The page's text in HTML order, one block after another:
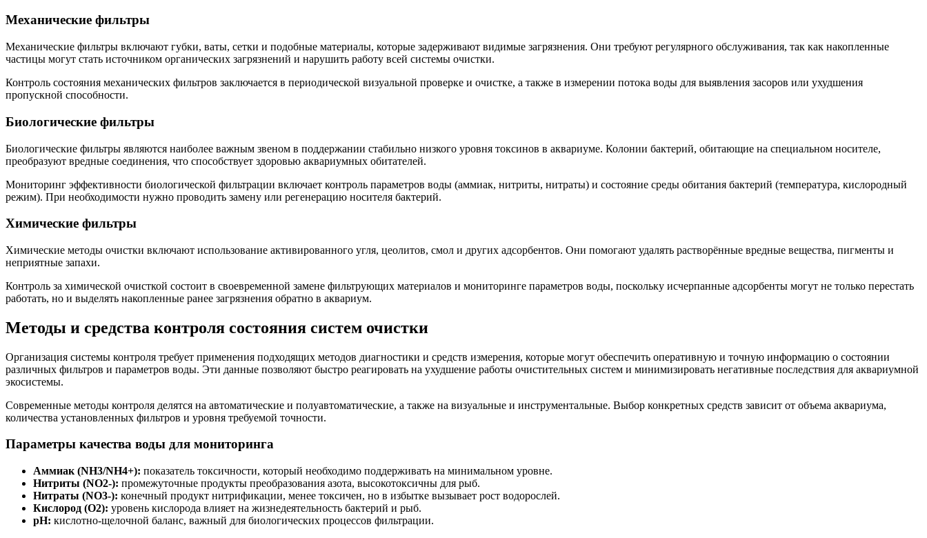
Механические фильтры
Механические фильтры включают губки, ваты, сетки и подобные материалы, которые задерживают видимые загрязнения. Они требуют регулярного обслуживания, так как накопленные
частицы могут стать источником органических загрязнений и нарушить работу всей системы очистки.
Контроль состояния механических фильтров заключается в периодической визуальной проверке и очистке, а также в измерении потока воды для выявления засоров или ухудшения
пропускной способности.
Биологические фильтры
Биологические фильтры являются наиболее важным звеном в поддержании стабильно низкого уровня токсинов в аквариуме. Колонии бактерий, обитающие на специальном носителе,
преобразуют вредные соединения, что способствует здоровью аквариумных обитателей.
Мониторинг эффективности биологической фильтрации включает контроль параметров воды (аммиак, нитриты, нитраты) и состояние среды обитания бактерий (температура, кислородный
режим). При необходимости нужно проводить замену или регенерацию носителя бактерий.
Химические фильтры
Химические методы очистки включают использование активированного угля, цеолитов, смол и других адсорбентов. Они помогают удалять растворённые вредные вещества, пигменты и
неприятные запахи.
Контроль за химической очисткой состоит в своевременной замене фильтрующих материалов и мониторинге параметров воды, поскольку исчерпанные адсорбенты могут не только перестать
работать, но и выделять накопленные ранее загрязнения обратно в аквариум.
Методы и средства контроля состояния систем очистки
Организация системы контроля требует применения подходящих методов диагностики и средств измерения, которые могут обеспечить оперативную и точную информацию о состоянии
различных фильтров и параметров воды. Эти данные позволяют быстро реагировать на ухудшение работы очистительных систем и минимизировать негативные последствия для аквариумной
экосистемы.
Современные методы контроля делятся на автоматические и полуавтоматические, а также на визуальные и инструментальные. Выбор конкретных средств зависит от объема аквариума,
количества установленных фильтров и уровня требуемой точности.
Параметры качества воды для мониторинга
Аммиак (NH3/NH4+): показатель токсичности, который необходимо поддерживать на минимальном уровне.
Нитриты (NO2-): промежуточные продукты преобразования азота, высокотоксичны для рыб.
Нитраты (NO3-): конечный продукт нитрификации, менее токсичен, но в избытке вызывает рост водорослей.
Кислород (O2): уровень кислорода влияет на жизнедеятельность бактерий и рыб.
pH: кислотно-щелочной баланс, важный для биологических процессов фильтрации.